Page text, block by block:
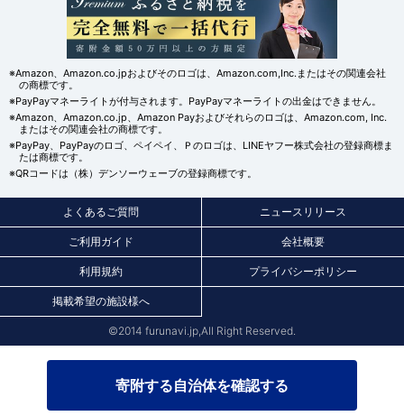
寄附する自治体を確認する
※Amazon、Amazon.co.jpおよびそのロゴは、Amazon.com,Inc.またはその関連会社
の商標です。
※PayPayマネーライトが付与されます。PayPayマネーライトの出金はできません。
※Amazon、Amazon.co.jp、Amazon Payおよびそれらのロゴは、Amazon.com, Inc.
またはその関連会社の商標です。
※PayPay、PayPayのロゴ、ペイペイ、Ｐのロゴは、LINEヤフー株式会社の登録商標ま
たは商標です。
※QRコードは（株）デンソーウェーブの登録商標です。
よくあるご質問 ニュースリリース
ご利用ガイド 会社概要
利用規約 プライバシーポリシー
掲載希望の施設様へ
©2014 furunavi.jp,All Right Reserved.